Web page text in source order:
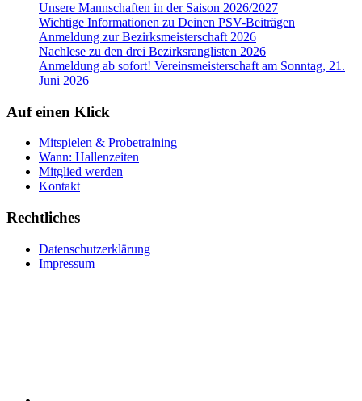
Unsere Mannschaften in der Saison 2026/2027
Wichtige Informationen zu Deinen PSV-Beiträgen
Anmeldung zur Bezirksmeisterschaft 2026
Nachlese zu den drei Bezirksranglisten 2026
Anmeldung ab sofort! Vereinsmeisterschaft am Sonntag, 21.
Juni 2026
Auf einen Klick
Mitspielen & Probetraining
Wann: Hallenzeiten
Mitglied werden
Kontakt
Rechtliches
Datenschutzerklärung
Impressum